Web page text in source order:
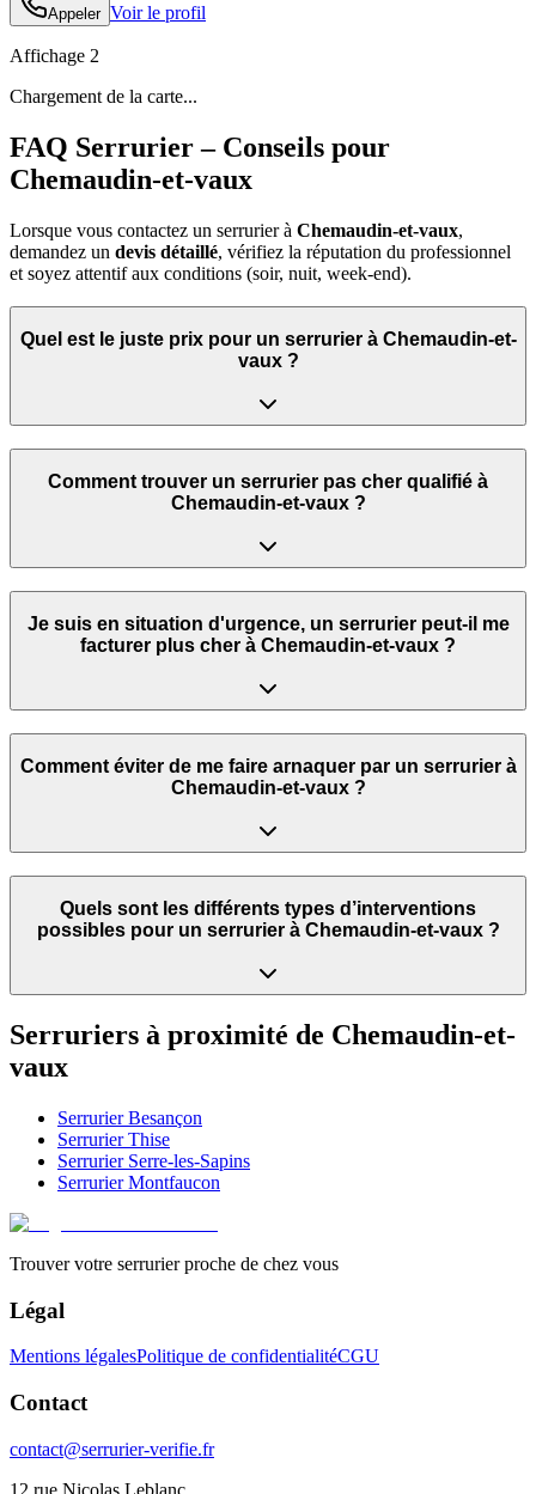
Appeler Voir le profil
Affichage 2
Chargement de la carte...
FAQ Serrurier – Conseils pour
Chemaudin-et-vaux
Lorsque vous contactez un serrurier à Chemaudin-et-vaux,
demandez un devis détaillé, vérifiez la réputation du professionnel
et soyez attentif aux conditions (soir, nuit, week‑end).
Quel est le juste prix pour un serrurier à Chemaudin-et-
vaux ?
Comment trouver un serrurier pas cher qualifié à
Chemaudin-et-vaux ?
Je suis en situation d'urgence, un serrurier peut‑il me
facturer plus cher à Chemaudin-et-vaux ?
Comment éviter de me faire arnaquer par un serrurier à
Chemaudin-et-vaux ?
Quels sont les différents types d’interventions
possibles pour un serrurier à Chemaudin-et-vaux ?
Serruriers à proximité de Chemaudin-et-
vaux
SerrurierBesançon
SerrurierThise
Serrurier Serre-les-Sapins
SerrurierMontfaucon
Trouver votre serrurier proche de chez vous
Légal
Mentions légalesPolitique de confidentialitéCGU
Contact
contact@serrurier-verifie.fr
12 rue Nicolas Leblanc